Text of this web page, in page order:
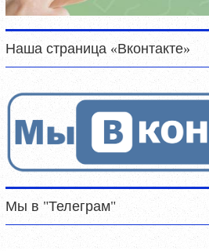
Наша страница «Вконтакте»
Мы в "Телеграм"